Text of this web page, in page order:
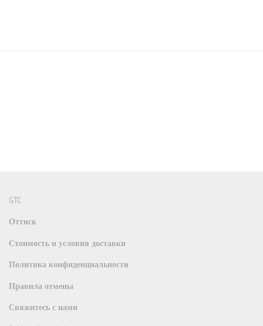
GTC
Оттиск
Стоимость и условия доставки
Политика конфиденциальности
Правила отмены
Свяжитесь с нами